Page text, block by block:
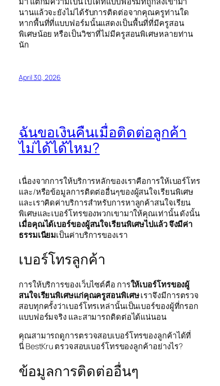
นานแล้วจะยังไม่ได้รับการติดต่อจากคุณครูท่านใด
หากพื้นที่ที่แบบฟอร์มนั้นแสดงเป็นพื้นที่ที่มีครูสอน
พิเศษน้อย หรือเป็นวิชาที่ไม่มีครูสอนพิเศษหลายท่าน
นัก
April 30, 2026
ฉันขอเงินคืนเมื่อติดต่อลูกค้า
ไม่ได้ได้ไหม?
เนื่องจากการให้บริการหลักของเราคือการให้เบอร์โทร
และ/หรือข้อมูลการติดต่ออื่นๆของผู้สนใจเรียนพิเศษ
และเราคิดค่าบริการสำหรับการหาลูกค้าสนใจเรียน
พิเศษและเบอร์โทรของพวกเขามาให้คุณเท่านั้น ดังนั้น
เมื่อคุณได้เบอร์ของผู้สนใจเรียนพิเศษไปแล้ว จึงมีค่า
ธรรมเนียมเป็นค่าบริการของเรา
เบอร์โทรลูกค้า
การให้บริการของเว็บไซต์คือ การให้เบอร์โทรของผู้
สนใจเรียนพิเศษแก่คุณครูสอนพิเศษเราจึงมีการตรวจ
สอบทุกครั้งว่าเบอร์โทรเหล่านั้นเป็นเบอร์ของผู้ที่กรอก
แบบฟอร์มจริง และสามารถติดต่อได้แน่นอน
คุณสามารถดูการตรวจสอบเบอร์โทรของลูกค้าได้ที่
นี่ BestKru ตรวจสอบเบอร์โทรของลูกค้าอย่างไร?
ข้อมูลการติดต่ออื่นๆ